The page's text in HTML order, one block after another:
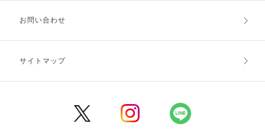
お支払方法
キャンセル・返品・交換
お問い合わせ
サイトマップ